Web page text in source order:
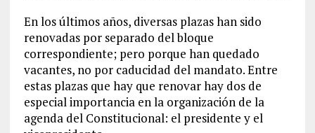
En los últimos años, diversas plazas han sido
renovadas por separado del bloque
correspondiente; pero porque han quedado
vacantes, no por caducidad del mandato. Entre
estas plazas que hay que renovar hay dos de
especial importancia en la organización de la
agenda del Constitucional: el presidente y el